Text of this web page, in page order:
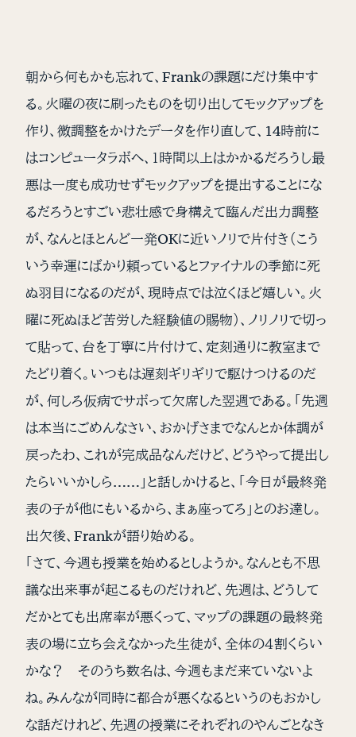
朝から何もかも忘れて、Frankの課題にだけ集中す
る。火曜の夜に刷ったものを切り出してモックアップを
作り、微調整をかけたデータを作り直して、14時前に
はコンピュータラボへ、１時間以上はかかるだろうし最
悪は一度も成功せずモックアップを提出することにな
るだろうとすごい悲壮感で身構えて臨んだ出力調整
が、なんとほとんど一発OKに近いノリで片付き（こう
いう幸運にばかり頼っているとファイナルの季節に死
ぬ羽目になるのだが、現時点では泣くほど嬉しい。火
曜に死ぬほど苦労した経験値の賜物）、ノリノリで切っ
て貼って、台を丁寧に片付けて、定刻通りに教室まで
たどり着く。いつもは遅刻ギリギリで駆けつけるのだ
が、何しろ仮病でサボって欠席した翌週である。「先週
は本当にごめんなさい、おかげさまでなんとか体調が
戻ったわ、これが完成品なんだけど、どうやって提出し
たらいいかしら……」と話しかけると、「今日が最終発
表の子が他にもいるから、まぁ座ってろ」とのお達し。
出欠後、Frankが語り始める。
「さて、今週も授業を始めるとしようか。なんとも不思
議な出来事が起こるものだけれど、先週は、どうして
だかとても出席率が悪くって、マップの課題の最終発
表の場に立ち会えなかった生徒が、全体の４割くらい
かな？ そのうち数名は、今週もまだ来ていないよ
ね。みんなが同時に都合が悪くなるというのもおかし
な話だけれど、先週の授業にそれぞれのやんごとなき